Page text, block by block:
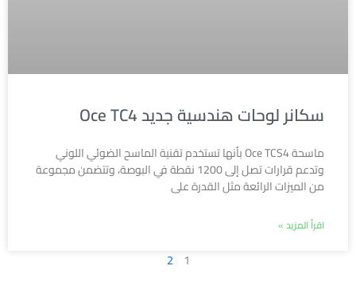
سكانر لوحات هندسية جديد Oce TC4
ماسحة Oce TCS4 بأنها تستخدم تقنية الماسح الضوئي اللوني
وتدعم قرارات تصل إلى 1200 نقطة في البوصة، وتتضمن مجموعة
من الميزات الرائعة مثل القدرة على
اقرأ المزيد »
1
2